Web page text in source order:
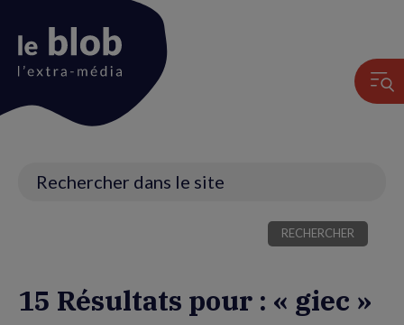
15 Résultats pour : « giec »